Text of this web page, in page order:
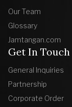
Our Team
Glossary
Jamtangan.com
Get In Touch
General Inquiries
Partnership
Corporate Order